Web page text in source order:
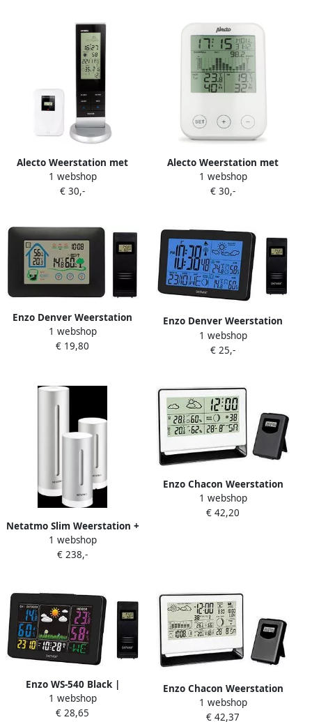
Alecto Weerstation met
draadloze sensor Zwart
Zilver WS-1150
1 webshop
€ 30,-
Alecto Weerstation met
draadloze sensor Zwart
Grijs WS-1200
1 webshop
€ 30,-
Enzo Denver Weerstation
huis weergave met
draadloze buitensensor
1 webshop
€ 19,80
Enzo Denver Weerstation
pictogram weergave met
draadloze buitensensor
1 webshop
€ 25,-
Netatmo Slim Weerstation +
Extra Binnenmodule
1 webshop
€ 238,-
Enzo Chacon Weerstation
met draadloze buitensensor
8150180
1 webshop
€ 42,20
Enzo WS-540 Black |
Weerstation | alarmfunctie
| kleurenscherm | Zwart
1 webshop
€ 28,65
Enzo Chacon Weerstation
met draadloze
buitensensor+barometer
1 webshop
€ 42,37